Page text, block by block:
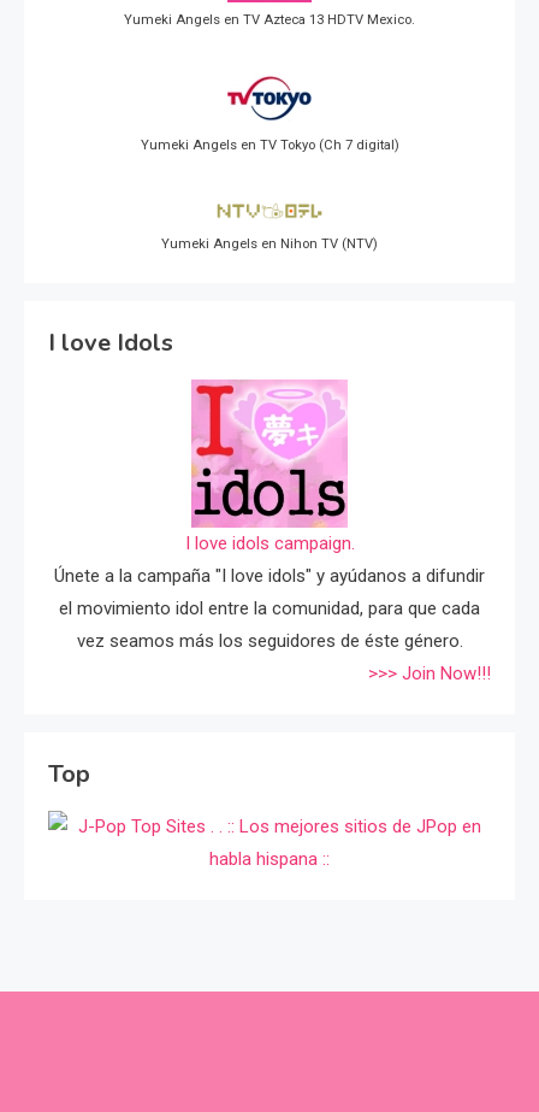
Yumeki Angels en TV Azteca 13 HDTV Mexico.
Yumeki Angels en TV Tokyo (Ch 7 digital)
Yumeki Angels en Nihon TV (NTV)
I love Idols
I love idols campaign.
Únete a la campaña "I love idols" y ayúdanos a difundir
el movimiento idol entre la comunidad, para que cada
vez seamos más los seguidores de éste género.
>>> Join Now!!!
Top